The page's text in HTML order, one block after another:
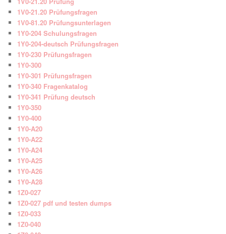
1V0-21.20 Prüfungsfragen
1V0-81.20 Prüfungsunterlagen
1Y0-204 Schulungsfragen
1Y0-204-deutsch Prüfungsfragen
1Y0-230 Prüfungsfragen
1Y0-300
1Y0-301 Prüfungsfragen
1Y0-340 Fragenkatalog
1Y0-341 Prüfung deutsch
1Y0-350
1Y0-400
1Y0-A20
1Y0-A22
1Y0-A24
1Y0-A25
1Y0-A26
1Y0-A28
1Z0-027
1Z0-027 pdf und testen dumps
1Z0-033
1Z0-040